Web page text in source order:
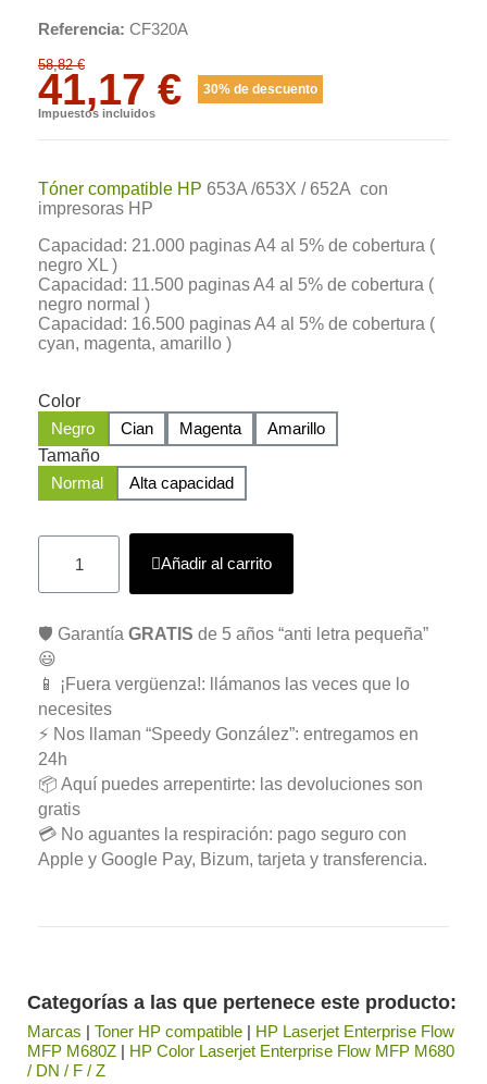
Referencia CF320A
58,82 €
41,17 € 30% de descuento
Impuestos incluidos
Tóner compatible HP 653A /653X / 652A con
impresoras HP
Capacidad: 21.000 paginas A4 al 5% de cobertura (
negro XL )
Capacidad: 11.500 paginas A4 al 5% de cobertura (
negro normal )
Capacidad: 16.500 paginas A4 al 5% de cobertura (
cyan, magenta, amarillo )
Color
Negro
Cian Magenta
Amarillo
Tamaño
Normal
Alta capacidad
Añadir al carrito
🛡️ Garantía GRATIS de 5 años “anti letra pequeña”
😃
📱 ¡Fuera vergüenza!: llámanos las veces que lo
necesites
⚡ Nos llaman “Speedy González”: entregamos en
24h
📦 Aquí puedes arrepentirte: las devoluciones son
gratis
💳 No aguantes la respiración: pago seguro con
Apple y Google Pay, Bizum, tarjeta y transferencia.
Categorías a las que pertenece este producto:
Marcas | Toner HP compatible | HP Laserjet Enterprise Flow
MFP M680Z | HP Color Laserjet Enterprise Flow MFP M680
/ DN / F / Z